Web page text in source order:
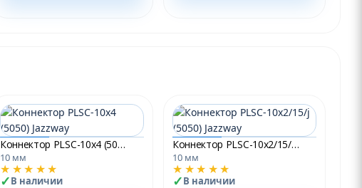
Коннектор PLSC-10x4 (5050) Jazzway
10 мм
★★★★★
В наличии
Коннектор PLSC-10x2/15/j (5050) Jazzway
10 мм
★★★★★
В наличии